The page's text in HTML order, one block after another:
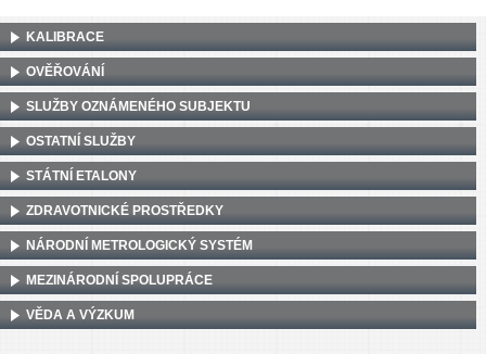
KALIBRACE
OVĚŘOVÁNÍ
SLUŽBY OZNÁMENÉHO SUBJEKTU
OSTATNÍ SLUŽBY
STÁTNÍ ETALONY
ZDRAVOTNICKÉ PROSTŘEDKY
NÁRODNÍ METROLOGICKÝ SYSTÉM
MEZINÁRODNÍ SPOLUPRÁCE
VĚDA A VÝZKUM